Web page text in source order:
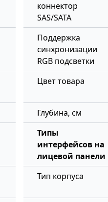
коннектор
SAS/SATA
Поддержка
синхронизации
RGB подсветки
Цвет товара
Глубина, см
Типы
интерфейсов на
лицевой панели
Тип корпуса